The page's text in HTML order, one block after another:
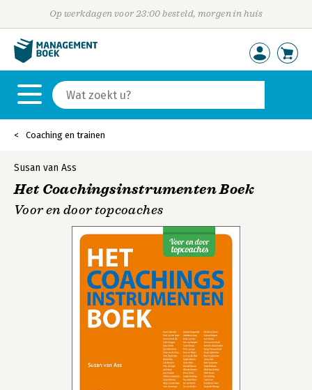
Op werkdagen voor 23:00 besteld, morgen in huis
Coaching en trainen
Susan van Ass
Het Coachingsinstrumenten Boek
Voor en door topcoaches